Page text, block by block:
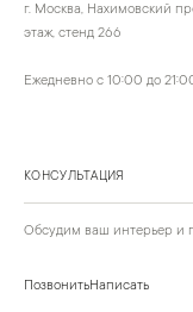
г. Москва, Нахимовский
этаж, стенд 266
Ежедневно с 10:00 до
КОНСУЛЬТАЦИЯ
Обсудим ваш интерьер и
ПозвонитьНаписать